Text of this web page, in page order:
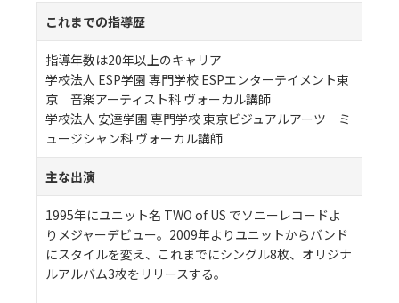
これまでの指導歴
指導年数は20年以上のキャリア
学校法人 ESP学園 専門学校 ESPエンターテイメント東
京 音楽アーティスト科 ヴォーカル講師
学校法人 安達学園 専門学校 東京ビジュアルアーツ ミ
ュージシャン科 ヴォーカル講師
主な出演
1995年にユニット名 TWO of US でソニーレコードよ
りメジャーデビュー。2009年よりユニットからバンド
にスタイルを変え、これまでにシングル8枚、オリジナ
ルアルバム3枚をリリースする。